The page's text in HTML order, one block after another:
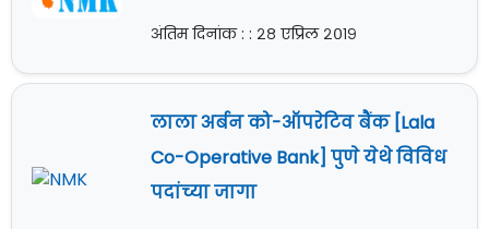
अंतिम दिनांक : : २८ एप्रिल २०१९
लाला अर्बन को-ऑपरेटिव बैंक [Lala
Co-Operative Bank] पुणे येथे विविध
पदांच्या जागा